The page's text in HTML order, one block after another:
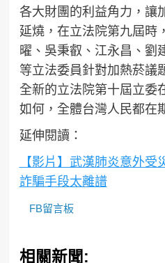
各大財團的利益角力，讓
延燒，在立法院第九屆時
曜、吳秉叡、江永昌、劉
等立法委員針對加熱菸議
全新的立法院第十屆立委
如何，全體台灣人民都在
延伸閱讀：
【影片】武漢肺炎意外受
詐騙手段太離譜
FB留言板
相關新聞: